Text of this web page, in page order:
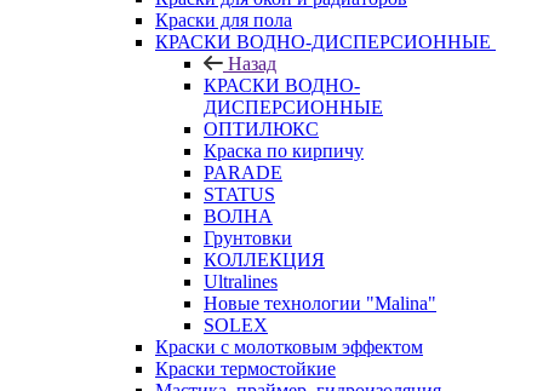
Краски для пола
КРАСКИ ВОДНО-ДИСПЕРСИОННЫЕ
Назад
КРАСКИ ВОДНО-
ДИСПЕРСИОННЫЕ
ОПТИЛЮКС
Краска по кирпичу
PARADE
STATUS
ВОЛНА
Грунтовки
КОЛЛЕКЦИЯ
Ultralines
Новые технологии "Malina"
SOLEX
Краски с молотковым эффектом
Краски термостойкие